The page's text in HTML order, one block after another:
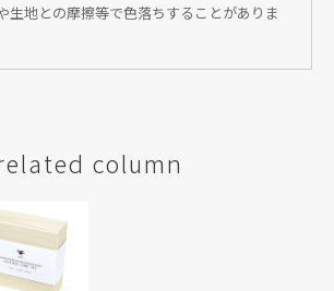
生地との摩擦等で色落ちすることがありま
column